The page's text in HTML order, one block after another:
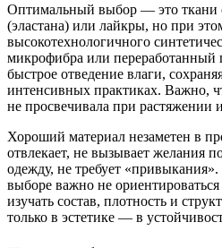
Оптимальный выбор — это ткани
(эластана) или лайкры, но при
высокотехнологичного
микрофибра или переработанный
быстрое отведение влаги,
интенсивных практиках. Важно,
не просвечивала при растяжении
Хороший материал незаметен в
отвлекает, не вызывает желания
одежду, не требует
выборе важно не ориентироваться
изучать состав, плотность и
только в эстетике — в